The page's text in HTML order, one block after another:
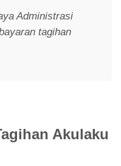
Administrasi
tagihan
Akulaku